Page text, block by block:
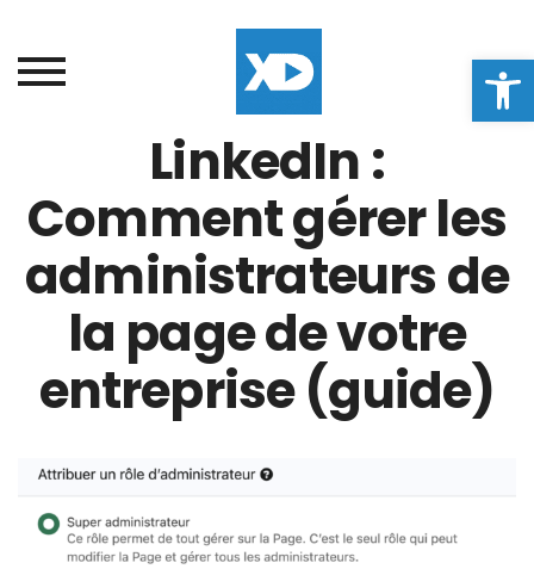
Ouvrir
LinkedIn :
Comment gérer les
administrateurs de
la page de votre
entreprise (guide)